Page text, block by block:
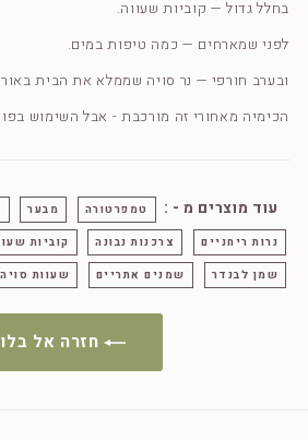
בחלל גדול — קוביות שעווה.
לפני שמארחים — כמה טיפות במים.
ובערב חורפי — נר סויה שממלא את הבית באור
הכימיה מאחורי זה מורכבת - אבל השימוש
עוד מוצרים מ - : טמפרטורה מבער
נרות ריחניים צרכנות נבונה קוביות
שמן לבנדר שמנים אתריים שעוות סויה
חזרה אל